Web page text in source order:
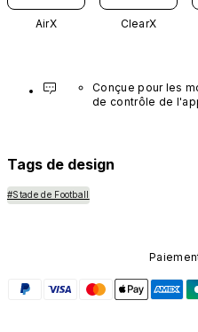
AirX ClearX
Conçue pour les
de contrôle de
Tags de design
#Stade de Football